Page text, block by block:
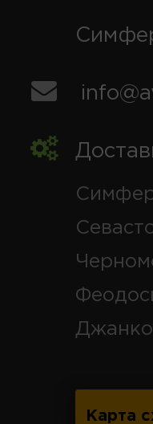
Карта